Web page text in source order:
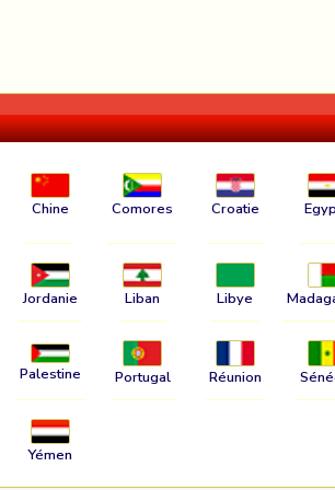
Chine Comores Croatie
Jordanie Liban Libye
Palestine Portugal Réunion
Yémen